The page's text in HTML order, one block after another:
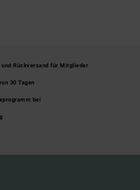
und Rückversand für Mitglieder
30 Tagen
bei